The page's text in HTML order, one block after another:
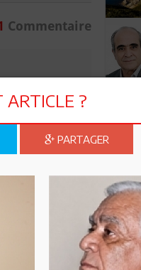
Commentaire
ARTICLE ?
PARTAGER